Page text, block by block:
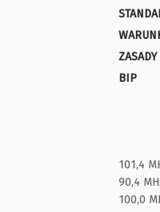
BIP
101,4
90,4
100,0